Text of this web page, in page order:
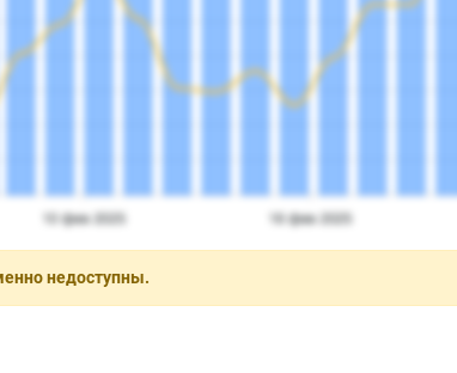
недоступны.